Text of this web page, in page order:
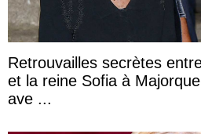
Retrouvailles secrètes
et la reine Sofia à
ave ...